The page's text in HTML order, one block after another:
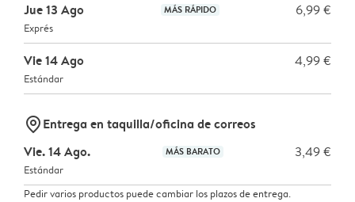
Jue 13 Ago
MÁS RÁPIDO 6,99 €
Exprés
Vie 14 Ago 4,99 €
Estándar
marker-pinEntrega en taquilla/oficina de correos
Vie. 14 Ago.
MÁS BARATO 3,49 €
Estándar
Pedir varios productos puede cambiar los plazos de entrega.